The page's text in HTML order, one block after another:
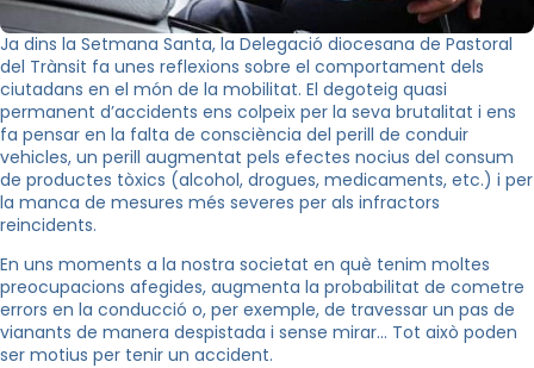
Ja dins la Setmana Santa, la Delegació diocesana de Pastoral
del Trànsit fa unes reflexions sobre el comportament dels
ciutadans en el món de la mobilitat. El degoteig quasi
permanent d’accidents ens colpeix per la seva brutalitat i ens
fa pensar en la falta de consciència del perill de conduir
vehicles, un perill augmentat pels efectes nocius del consum
de productes tòxics (alcohol, drogues, medicaments, etc.) i per
la manca de mesures més severes per als infractors
reincidents.
En uns moments a la nostra societat en què tenim moltes
preocupacions afegides, augmenta la probabilitat de cometre
errors en la conducció o, per exemple, de travessar un pas de
vianants de manera despistada i sense mirar… Tot això poden
ser motius per tenir un accident.